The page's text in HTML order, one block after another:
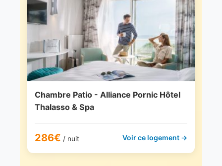
Chambre Patio - Alliance Pornic Hôtel
Thalasso & Spa
286€ / nuit Voir ce logement →